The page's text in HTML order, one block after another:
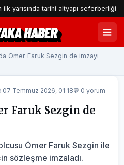
tarihi altyapı seferberliği
HABER
Ömer Faruk Sezgin de imzayı
07 Temmuz 2026, 01:18💬 0 yorum
Faruk Sezgin de
Ömer Faruk Sezgin ile
sözleşme imzaladı.